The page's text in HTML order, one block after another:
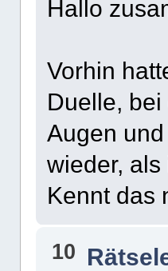
Hallo
Vorhin
Duelle,
Augen
wieder,
Kennt
10